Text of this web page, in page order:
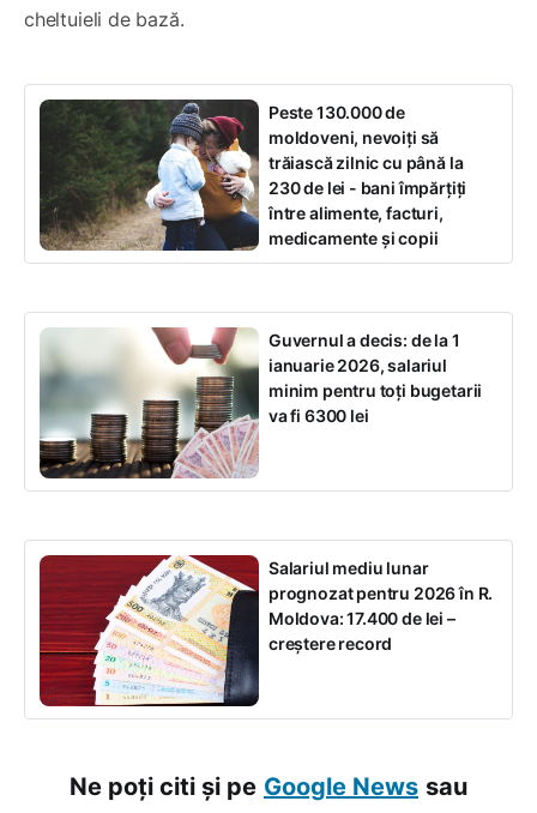
cheltuieli de bază.
Peste 130.000 de
moldoveni, nevoiți să
trăiască zilnic cu până la
230 de lei - bani împărțiți
între alimente, facturi,
medicamente și copii
Guvernul a decis: de la 1
ianuarie 2026, salariul
minim pentru toți bugetarii
va fi 6300 lei
Salariul mediu lunar
prognozat pentru 2026 în R.
Moldova: 17.400 de lei –
creștere record
Ne poți citi și pe Google News sau